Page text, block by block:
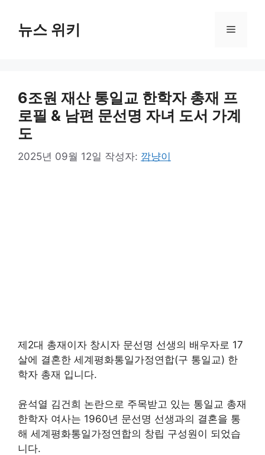
뉴스 위키 메
6조원 재산 통일교 한학자 총재 프
로필 & 남편 문선명 자녀 도서 가계
도
2025년 09월 12일 작성자: 깜냥이
제2대 총재이자 창시자 문선명 선생의 배우자로 17
살에 결혼한 세계평화통일가정연합(구 통일교) 한
학자 총재 입니다.
윤석열 김건희 논란으로 주목받고 있는 통일교 총재
한학자 여사는 1960년 문선명 선생과의 결혼을 통
해 세계평화통일가정연합의 창립 구성원이 되었습
니다.